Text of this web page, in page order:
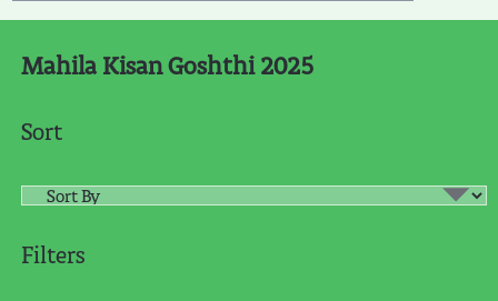
Mahila Kisan Goshthi 2025
Sort
Filters